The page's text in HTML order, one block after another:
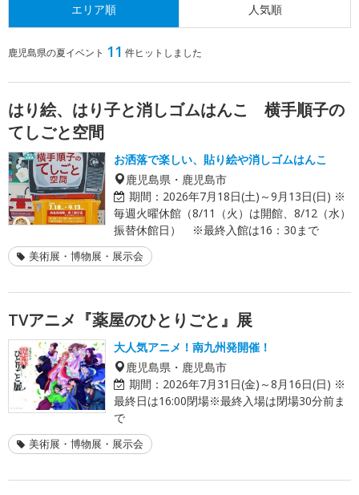
エリア順 人気順
鹿児島県の夏イベント 11 件ヒットしました
はり絵、はり子と消しゴムはんこ 横手順子の
てしごと空間
お洒落で楽しい、貼り絵や消しゴムはんこ
鹿児島県・鹿児島市
期間： 2026年7月18日(土)～9月13日(日) ※
毎週火曜休館（8/11（火）は開館、8/12（水）
振替休館日） ※最終入館は16：30まで
美術展・博物展・展示会
TVアニメ『薬屋のひとりごと』展
大人気アニメ！南九州発開催！
鹿児島県・鹿児島市
期間： 2026年7月31日(金)～8月16日(日) ※
最終日は16:00閉場※最終入場は閉場30分前ま
で
美術展・博物展・展示会